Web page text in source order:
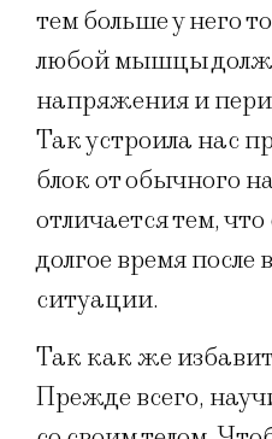
тем больше у него
любой мышцы
напряжения и
Так устроила нас
блок от обычного
отличается тем,
долгое время после
ситуации.
Так как же
Прежде всего,